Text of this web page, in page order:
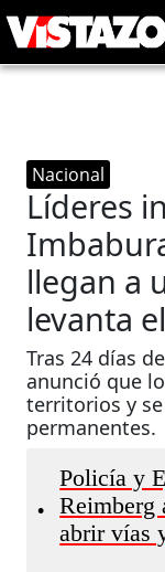
Nacional
Líderes
llegan a
levanta
Tras 24 días
anunció que
territorios y
permanentes.
•
Policía y
Reimberg
abrir vías